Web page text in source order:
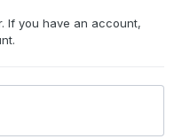
If you have an account,